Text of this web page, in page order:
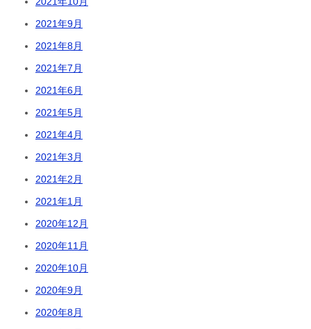
2021年9月
2021年8月
2021年7月
2021年6月
2021年5月
2021年4月
2021年3月
2021年2月
2021年1月
2020年12月
2020年11月
2020年10月
2020年9月
2020年8月